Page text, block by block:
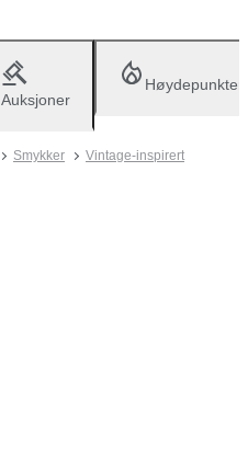
Auksjoner
Høydepunkter
Smykker
Vintage-inspirert